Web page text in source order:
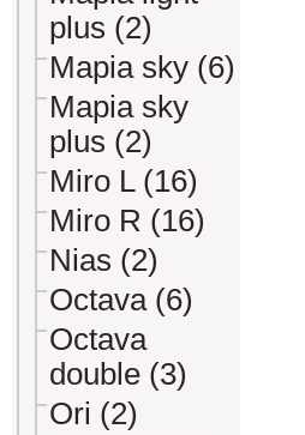
plus (2)
Mapia sky (6)
Mapia sky
plus (2)
Miro L (16)
Miro R (16)
Nias (2)
Octava (6)
Octava
double (3)
Ori (2)